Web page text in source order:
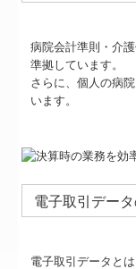
病院会計準則・介
準拠しています。
さらに、個人の病
います。
電子取引デー
電子取引データと